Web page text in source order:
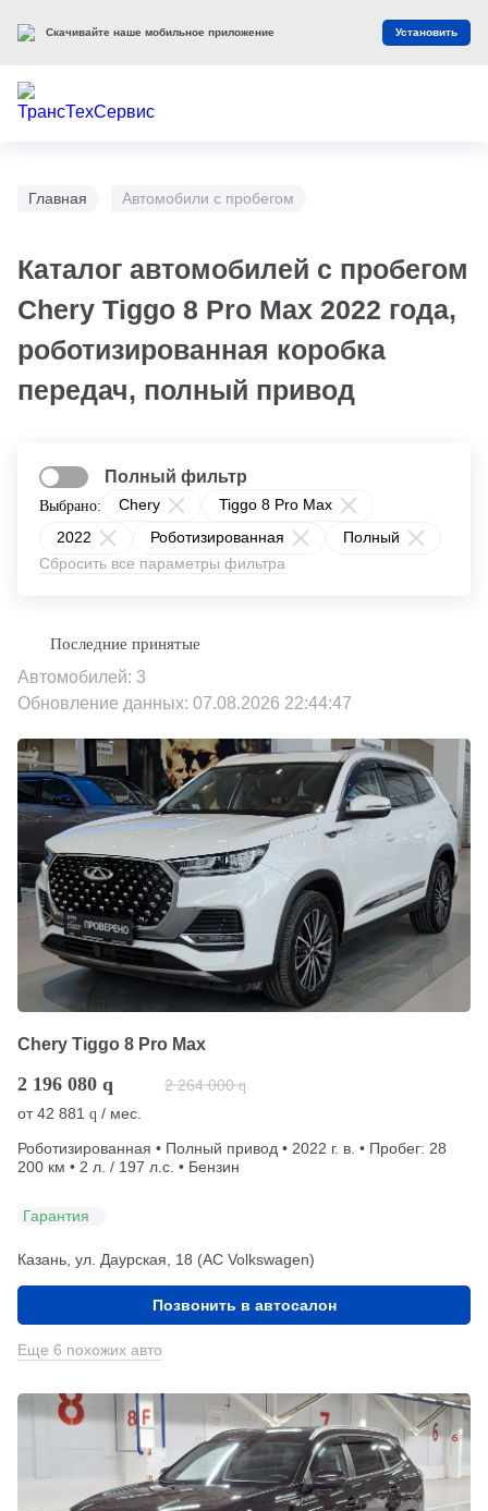
Главная Автомобили с пробегом
Каталог автомобилей с пробегом
Chery Tiggo 8 Pro Max 2022 года,
роботизированная коробка
передач, полный привод
Выбрано: Chery
Tiggo 8 Pro Max
2022
Роботизированная
Полный
Сбросить все параметры фильтра
Полный фильтр
Автомобилей: 3
Обновление данных: 07.08.2026 22:44:47
Chery Tiggo 8 Pro Max
2 196 080 q 2 264 000 q
от42 881 q / мес.
Роботизированная • Полный привод • 2022 г. в. • Пробег: 28
200 км • 2 л. / 197 л.с. • Бензин
Гарантия
Казань, ул. Даурская, 18 (АС Volkswagen)
Позвонить в автосалон
Еще 6 похожих авто
Скачивайте наше мобильное приложение Установить